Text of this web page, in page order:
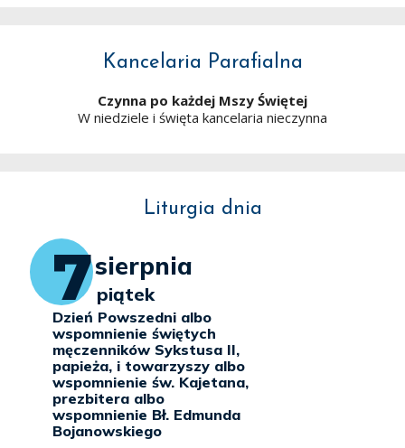
Kancelaria Parafialna
Czynna po każdej Mszy Świętej
W niedziele i święta kancelaria nieczynna
Liturgia dnia